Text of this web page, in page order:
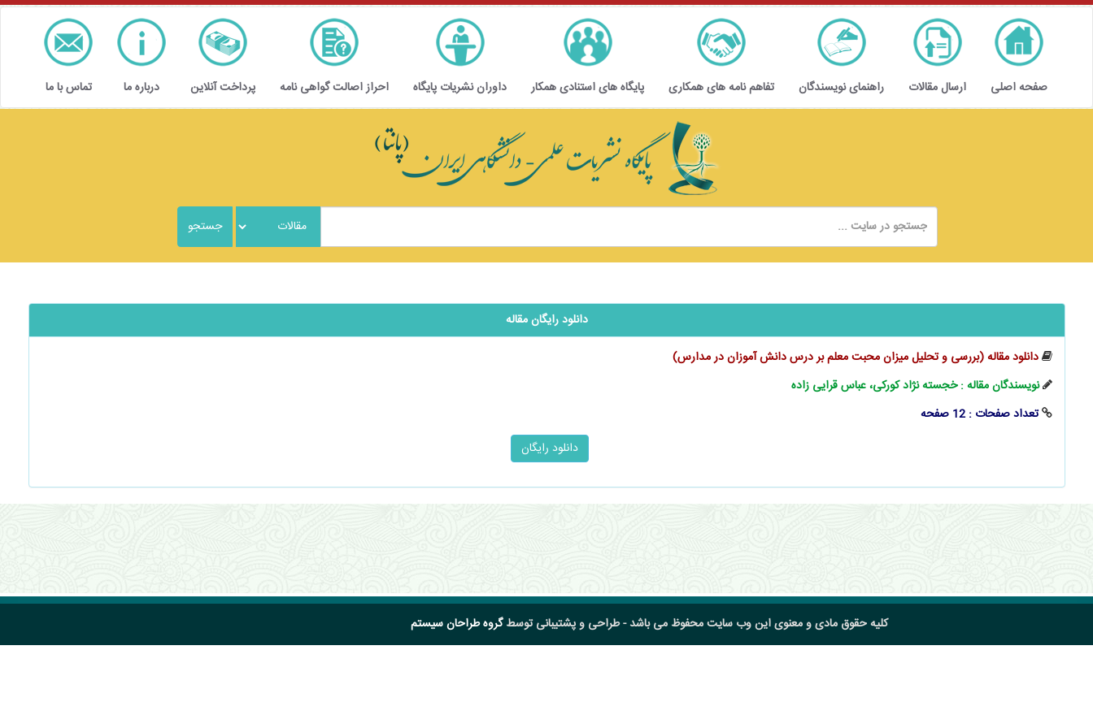
صفحه اصلی ارسال مقالات راهنمای نویسندگان تفاهم نامه های همکاری پایگاه های استنادی همکار داوران نشریات پایگاه احراز اصالت گواهی نامه پرداخت آنلاین درباره ما تماس با ما
دانلود رایگان مقاله
دانلود مقاله (بررسی و تحلیل میزان محبت معلم بر درس دانش آموزان در مدارس)
نویسندگان مقاله : خجسته نژاد کورکی، عباس قرایی زاده
تعداد صفحات : 12 صفحه
کلیه حقوق مادی و معنوی این وب سایت محفوظ می باشد - طراحی و پشتیبانی توسطگروه طراحان سیستم